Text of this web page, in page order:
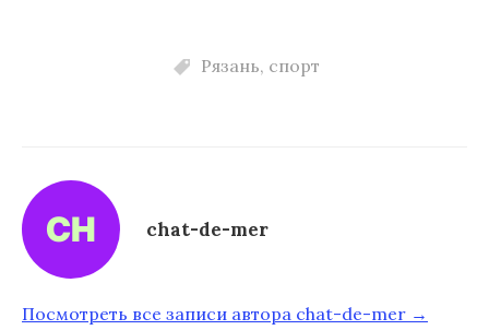
Рязань, спорт
chat-de-mer
Посмотреть все записи автора chat-de-mer →